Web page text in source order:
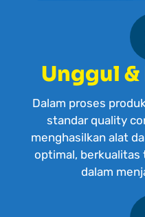
Unggul
Dalam proses
standar quality
menghasilkan alat
optimal, berkualitas
dalam